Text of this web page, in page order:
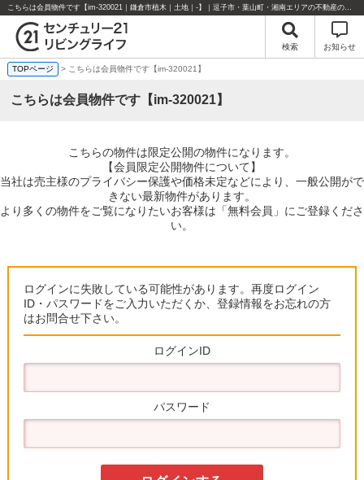
こちらは会員物件です【im-320021｜鎌倉市植木｜土地｜-】｜逗子市・葉山町・湘南エリアの不動産のことならセンチュリー21リビングライフにお任せください！
検索 お知らせ
TOPページ > こちらは会員物件です【im-320021】
こちらは会員物件です【im-320021】
こちらの物件は限定公開の物件になります。
【会員限定公開物件について】
当社は売主様のプライバシー保護や価格未定などにより、一般公開がで
きない最新物件があります。
より多くの物件をご覧になりたいお客様は「無料会員」にご登録くださ
い。
ログインに失敗している可能性があります。再度ログイン
ID・パスワードをご入力いただくか、登録情報をお忘れの方
はお問合せ下さい。
ログインID
パスワード